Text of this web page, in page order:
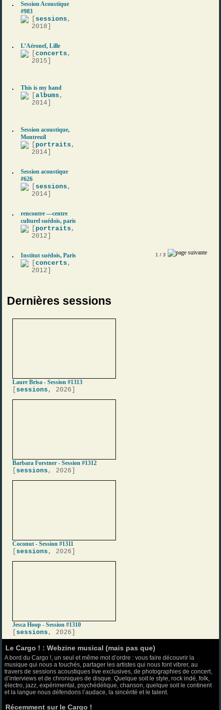
Session Acoustique
#983
sessions ,
2018]
L’Aéronef, Lille
[concerts ,
2015]
This is my hand
[albums ,
2014]
Session acoustique,
Montreuil
portraits ,
2014]
Session acoustique
#626
sessions ,
2014]
rencontre —centre
culturel suédois, paris
portraits ,
2012]
Institut suédois, Paris
[concerts ,
2012]
1 / 3
Dernières sessions
Laure Brisa - Session #1313
sessions , 2026]
Barbara Forstner - Session #1312
sessions , 2026]
Coconut - Session #1311
sessions , 2026]
Jesca Hoop - Session #1310
sessions , 2026]
Le Cargo ! : Webzine musical (mais pas que)
A bord du Cargo !, un seul et même mot d’ordre : vous faire découvrir la
musique qui nous a touchés, partager les artistes qui nous font vibrer, au
travers de sessions acoustiques live exclusives, de photographies de concert,
d’interviews et de chroniques de disque. Quelque soit le style, rock indé, folk,
électro, jazz, expérimental, psychédélique, chanson, quelque soit le continent
et la langue nous défendons l’audace, la sincérité et le talent.
Récemment sur le Cargo !